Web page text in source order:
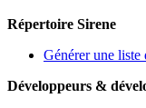
Répertoire Sirene
Générer une
Développeurs &